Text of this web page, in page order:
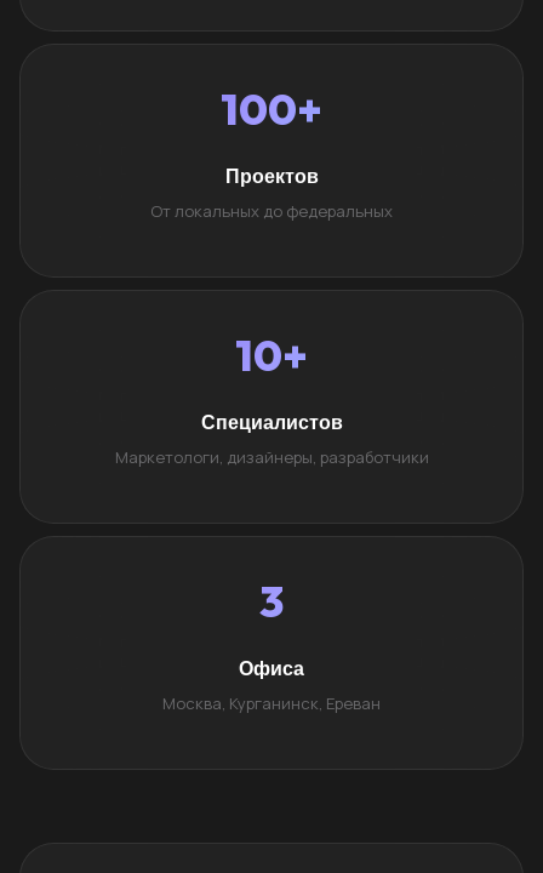
100+
Проектов
От локальных до федеральных
10+
Специалистов
Маркетологи, дизайнеры, разработчики
3
Офиса
Москва, Курганинск, Ереван